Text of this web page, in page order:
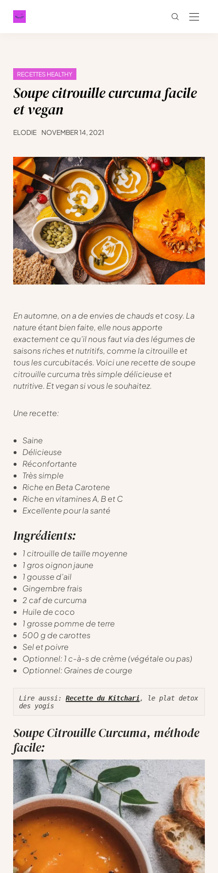
RECETTES HEALTHY
Soupe citrouille curcuma facile
et vegan
ELODIE NOVEMBER 14, 2021
En automne, on a de envies de chauds et cosy. La
nature étant bien faite, elle nous apporte
exactement ce qu’il nous faut via des légumes de
saisons riches et nutritifs, comme la citrouille et
tous les curcubitacés. Voici une recette de soupe
citrouille curcuma très simple délicieuse et
nutritive. Et vegan si vous le souhaitez.
Une recette:
Saine
Délicieuse
Réconfortante
Très simple
Riche en Beta Carotene
Riche en vitamines A, B et C
Excellente pour la santé
Ingrédients:
1 citrouille de taille moyenne
1 gros oignon jaune
1 gousse d’ail
Gingembre frais
2 caf de curcuma
Huile de coco
1 grosse pomme de terre
500 g de carottes
Sel et poivre
Optionnel: 1 c-à-s de crème (végétale ou pas)
Optionnel: Graines de courge
Lire aussi: Recette du Kitchari, le plat detox
des yogis
Soupe Citrouille Curcuma, méthode
facile: